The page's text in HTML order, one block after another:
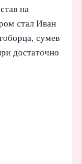
на
стал Иван
сумев
достаточно